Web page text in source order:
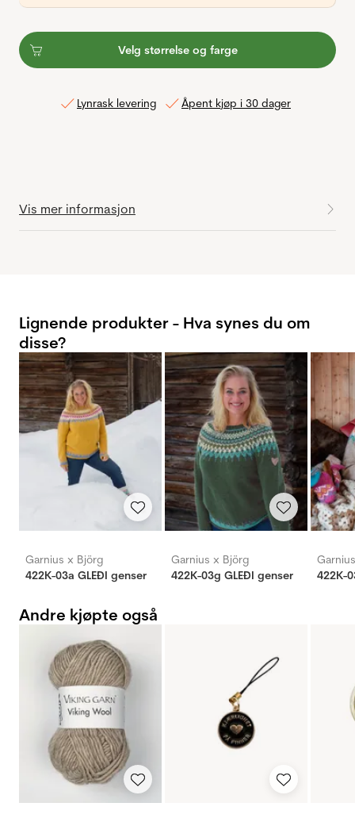
Velg størrelse og farge
Lynrask levering Åpent kjøp i 30 dager
Vis mer informasjon
Lignende produkter - Hva synes du om
disse?
Garnius x Björg
422K-03a GLEÐI genser
Garnius x Björg
422K-03g GLEÐI genser
422K-
Andre kjøpte også